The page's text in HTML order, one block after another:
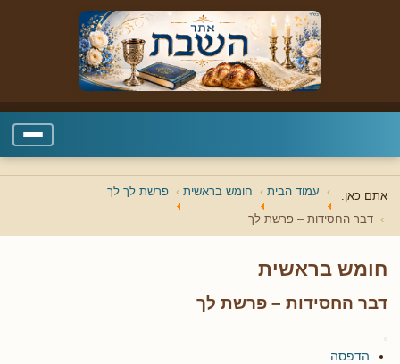
אתם כאן: עמוד הבית חומש בראשית פרשת לך לך
דבר החסידות – פרשת לך
חומש בראשית
דבר החסידות – פרשת לך
הדפסה